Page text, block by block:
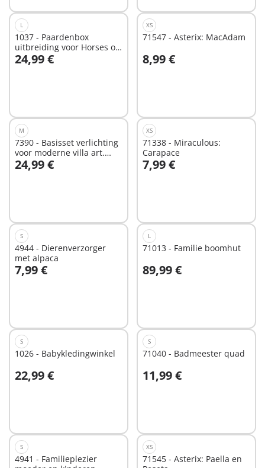
L
1037 - Paardenbox
uitbreiding voor Horses of
Waterfall
24,99 €
In winkelwagen
XS
71547 - Asterix: MacAdam
8,99 €
In winkelwagen
M
7390 - Basisset verlichting
voor moderne villa art.
4279
24,99 €
In winkelwagen
XS
71338 - Miraculous:
Carapace
7,99 €
In winkelwagen
S
4944 - Dierenverzorger
met alpaca
7,99 €
In winkelwagen
L
71013 - Familie boomhut
89,99 €
In winkelwagen
S
1026 - Babykledingwinkel
22,99 €
In winkelwagen
S
71040 - Badmeester quad
11,99 €
In winkelwagen
S
4941 - Familieplezier
XS
71545 - Asterix: Paella en